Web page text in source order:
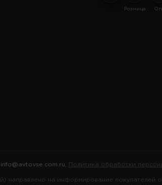
Розница
info@avtovse.com.ru Политика обработки
на информирование покупателей о